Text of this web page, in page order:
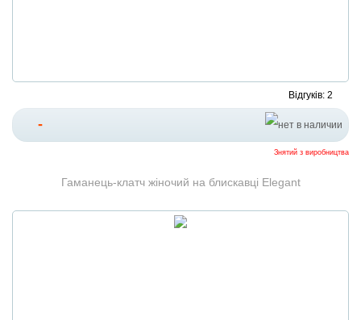
Відгуків: 2
-
Знятий з виробництва
Гаманець-клатч жіночий на блискавці Elegant